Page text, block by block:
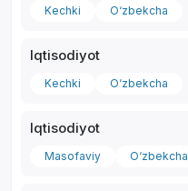
Kechki O‘zbekcha
Iqtisodiyot
Kechki O‘zbekcha
Iqtisodiyot
Masofaviy O‘zbekcha